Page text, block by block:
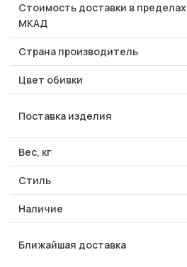
Стоимость доставки в пределах
МКАД
Страна производитель
Цвет обивки
Поставка изделия
Вес, кг
Стиль
Наличие
Ближайшая доставка